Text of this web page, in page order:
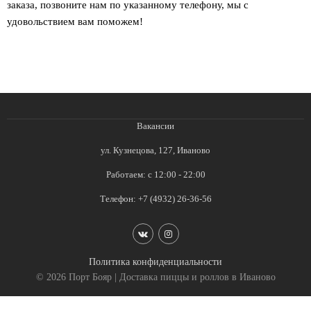
заказа, позвоните нам по указанному телефону, мы с
удовольствием вам поможем!
Вакансии
ул. Кузнецова, 127, Иваново
Работаем: с 12:00 - 22:00
Телефон: +7 (4932) 26-36-56
Политика конфиденциальности
© 2026 Порт Бояр | Доставка пиццы и роллов в Иваново